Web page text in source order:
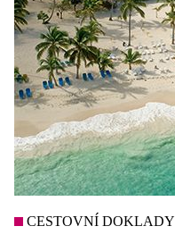
CESTOVNÍ DOKLADY